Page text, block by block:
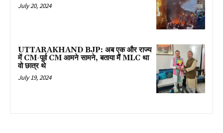
July 20, 2024
UTTARAKHAND BJP: अब एक और राज्य
में CM-पूर्व CM आमने सामने, बताया मैं MLC था
वो छात्र थे
July 19, 2024